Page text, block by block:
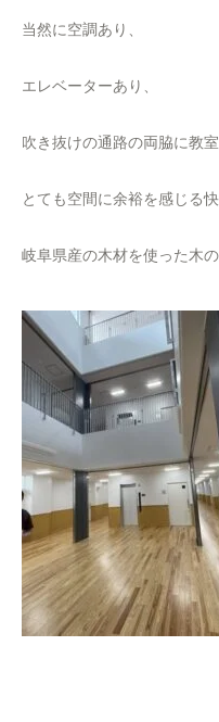
当然に空調あり、
エレベーターあり、
吹き抜けの通路の両脇に教室
とても空間に余裕を感じる
岐阜県産の木材を使った木